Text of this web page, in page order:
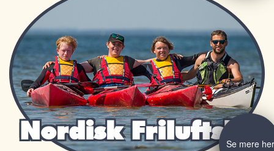
Nordisk FriluftslivSe mere her